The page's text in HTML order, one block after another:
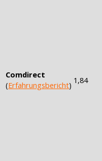
Comdirect
(Erfahrungsbericht) 1,84